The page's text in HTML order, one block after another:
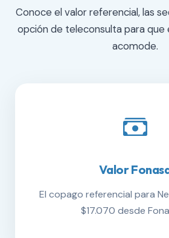
Conoce el valor referencial, las
opción de teleconsulta para que
acomode.
Valor
El copago referencial para
$17.070 desde